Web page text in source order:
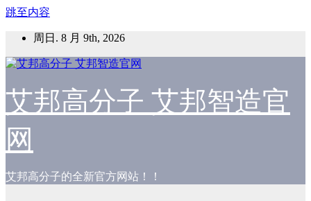
跳至内容
周日. 8 月 9th, 2026
艾邦高分子 艾邦智造官
网
艾邦高分子的全新官方网站！！